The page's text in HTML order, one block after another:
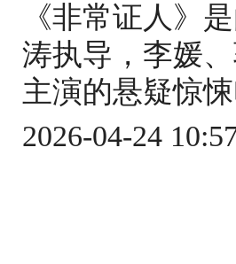
《非常证人》
涛执导，李媛
主演的悬疑惊
2026-04-24